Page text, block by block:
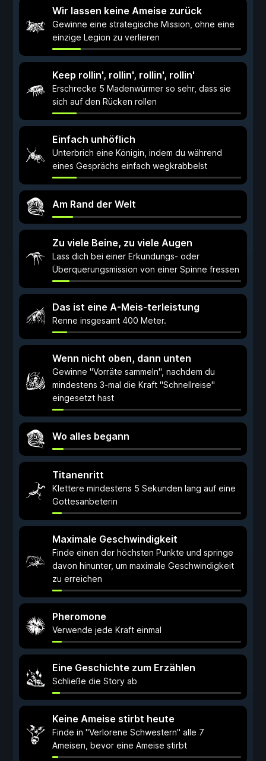
Wir lassen keine Ameise zurück
Gewinne eine strategische Mission, ohne eine
einzige Legion zu verlieren
Keep rollin', rollin', rollin', rollin'
Erschrecke 5 Madenwürmer so sehr, dass sie
sich auf den Rücken rollen
Einfach unhöflich
Unterbrich eine Königin, indem du während
eines Gesprächs einfach wegkrabbelst
Am Rand der Welt
Zu viele Beine, zu viele Augen
Lass dich bei einer Erkundungs- oder
Überquerungsmission von einer Spinne fressen
Das ist eine A-Meis-terleistung
Renne insgesamt 400 Meter.
Wenn nicht oben, dann unten
Gewinne "Vorräte sammeln", nachdem du
mindestens 3-mal die Kraft "Schnellreise"
eingesetzt hast
Wo alles begann
Titanenritt
Klettere mindestens 5 Sekunden lang auf eine
Gottesanbeterin
Maximale Geschwindigkeit
Finde einen der höchsten Punkte und springe
davon hinunter, um maximale Geschwindigkeit
zu erreichen
Pheromone
Verwende jede Kraft einmal
Eine Geschichte zum Erzählen
Schließe die Story ab
Keine Ameise stirbt heute
Finde in "Verlorene Schwestern" alle 7
Ameisen, bevor eine Ameise stirbt